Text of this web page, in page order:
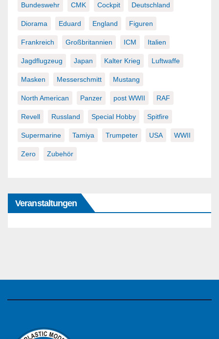
Bundeswehr CMK Cockpit Deutschland
Diorama Eduard England Figuren
Frankreich Großbritannien ICM Italien
Jagdflugzeug Japan Kalter Krieg Luftwaffe
Masken Messerschmitt Mustang
North American Panzer post WWII RAF
Revell Russland Special Hobby Spitfire
Supermarine Tamiya Trumpeter USA WWII
Zero Zubehör
Veranstaltungen